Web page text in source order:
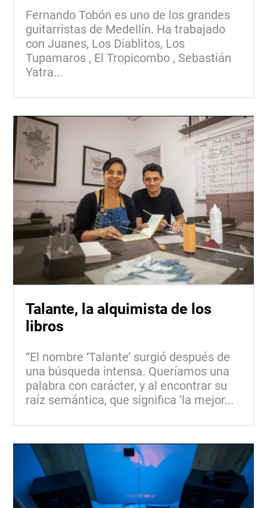
Fernando Tobón es uno de los grandes
guitarristas de Medellín. Ha trabajado
con Juanes, Los Diablitos, Los
Tupamaros , El Tropicombo , Sebastián
Yatra...
Talante, la alquimista de los
libros
“El nombre ‘Talante’ surgió después de
una búsqueda intensa. Queríamos una
palabra con carácter, y al encontrar su
raíz semántica, que significa ‘la mejor...